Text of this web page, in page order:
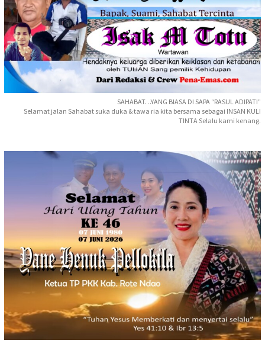
SAHABAT…YANG BIASA DI SAPA “RASUL ADIPATI”
Selamat jalan Sahabat suka duka & tawa ria kita bersama sebagai INSAN KULI
TINTA Selalu kami kenang.